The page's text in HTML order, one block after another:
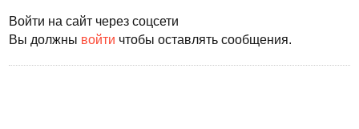
Войти на сайт через соцсети
Вы должны войти чтобы оставлять сообщения.